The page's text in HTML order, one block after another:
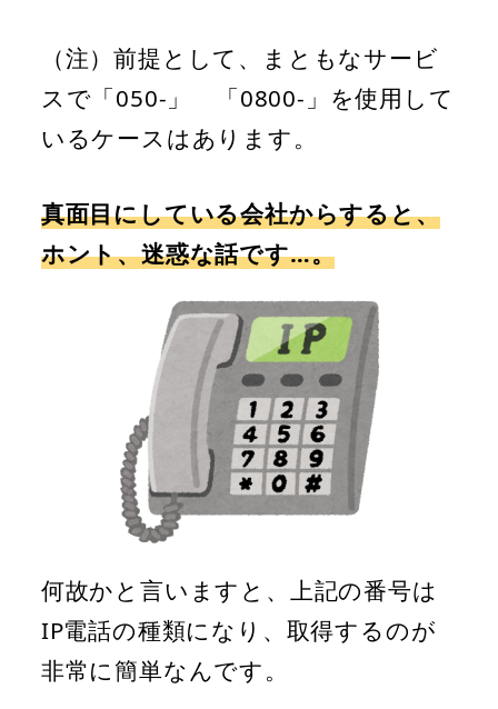
（注）前提として、まともなサービ
スで「050-」 「0800-」を使用して
いるケースはあります。
真面目にしている会社からすると、
ホント、迷惑な話です…。
何故かと言いますと、上記の番号は
IP電話の種類になり、取得するのが
非常に簡単なんです。